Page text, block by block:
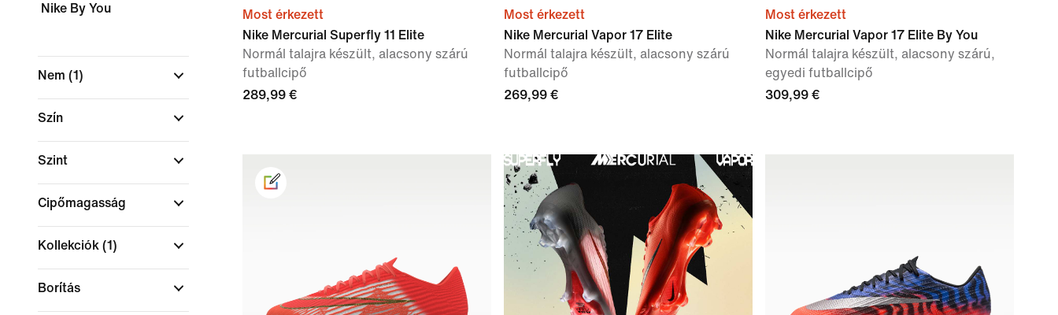
Nike By You
Nem (1)
Szín
Szint
Cipőmagasság
Kollekciók (1)
Borítás
Most érkezett
Nike Mercurial Superfly 11 Elite
Normál talajra készült, alacsony szárú
futballcipő
289,99 €
Most érkezett
Nike Mercurial Vapor 17 Elite
Normál talajra készült, alacsony szárú
futballcipő
269,99 €
Most érkezett
Nike Mercurial Vapor 17 Elite By You
Normál talajra készült, alacsony szárú,
egyedi futballcipő
309,99 €